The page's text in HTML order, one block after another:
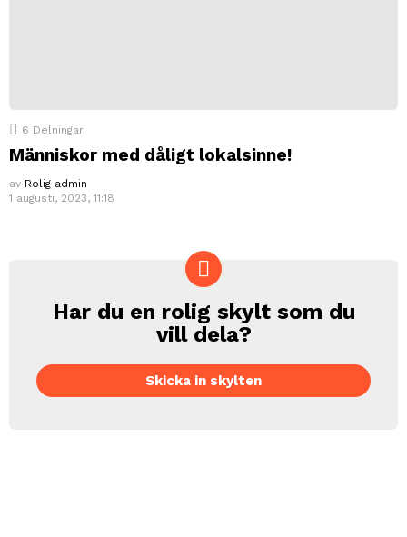
6 Delningar
Människor med dåligt lokalsinne!
av Rolig admin
1 augusti, 2023, 11:18
CREATE
Har du en rolig skylt som du
vill dela?
Skicka in skylten